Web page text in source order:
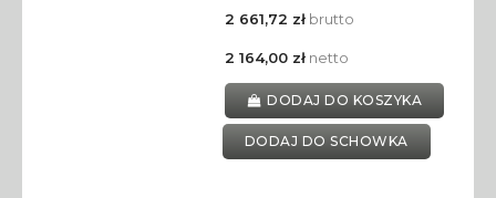
2 661,72 złbrutto
2 164,00 złnetto
DODAJ DO KOSZYKA
DODAJ DO SCHOWKA